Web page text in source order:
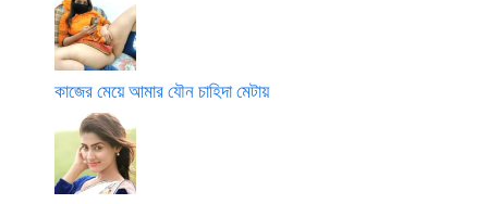
কাজের মেয়ে আমার যৌন চাহিদা মেটায়